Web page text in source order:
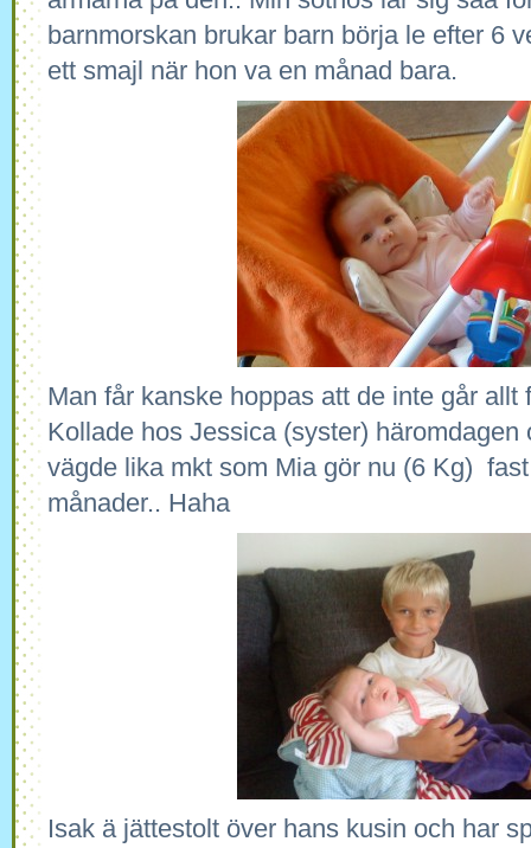
barnmorskan brukar barn börja le efter 6
ett smajl när hon va en månad bara.
Man får kanske hoppas att de inte går allt
Kollade hos Jessica (syster)
vägde lika mkt som Mia gör nu (6 Kg)
månader.. Haha
Isak ä jättestolt över hans kusin och har